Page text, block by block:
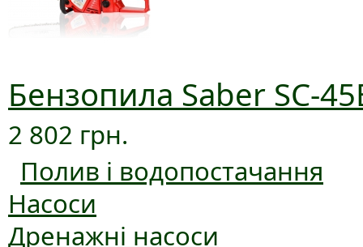
Бензопила Saber SC-
2 802 грн.
Полив і водопостачання
Насоси
Дренажні насоси